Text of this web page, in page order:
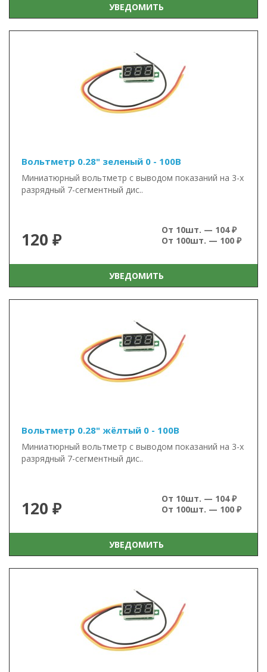
УВЕДОМИТЬ
Вольтметр 0.28" зеленый 0 - 100В
Миниатюрный вольтметр с выводом показаний на 3-х
разрядный 7-сегментный дис..
120 ₽
От 10шт. — 104 ₽
От 100шт. — 100 ₽
УВЕДОМИТЬ
Вольтметр 0.28" жёлтый 0 - 100В
Миниатюрный вольтметр с выводом показаний на 3-х
разрядный 7-сегментный дис..
120 ₽
От 10шт. — 104 ₽
От 100шт. — 100 ₽
УВЕДОМИТЬ